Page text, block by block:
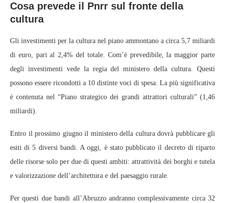
Cosa prevede il Pnrr sul fronte della
cultura
Gli investimenti per la cultura nel piano ammontano a circa 5,7 miliardi
di euro, pari al 2,4% del totale. Com’è prevedibile, la maggior parte
degli investimenti vede la regia del ministero della cultura. Questi
possono essere ricondotti a 10 distinte voci di spesa. La più significativa
è contenuta nel “Piano strategico dei grandi attrattori culturali” (1,46
miliardi).
Entro il prossimo giugno il ministero della cultura dovrà pubblicare gli
esiti di 5 diversi bandi. A oggi, è stato pubblicato il decreto di riparto
delle risorse solo per due di questi ambiti: attrattività dei borghi e tutela
e valorizzazione dell’architettura e del paesaggio rurale.
Per questi due bandi all’Abruzzo andranno complessivamente circa 32